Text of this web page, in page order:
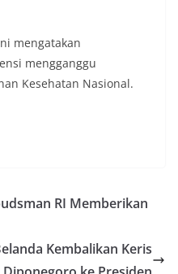
mengatakan
mengganggu
Kesehatan Nasional.
RI Memberikan
Kembalikan Keris